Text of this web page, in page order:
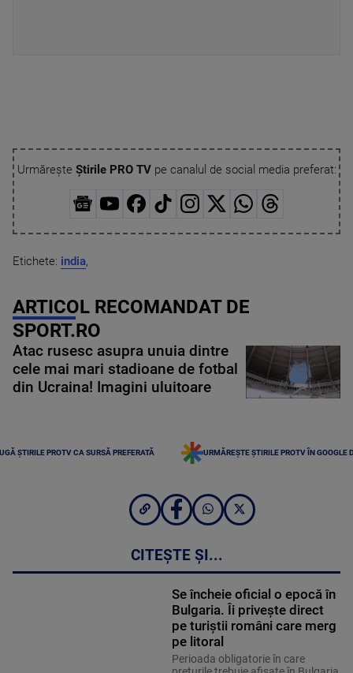
Urmărește Știrile PRO TVpe canalul de social media preferat:
Etichete: india,
ARTICOL RECOMANDAT DE
SPORT.RO
Atac rusesc asupra unuia dintre
cele mai mari stadioane de fotbal
din Ucraina! Imagini uluitoare
ȘTIRILE PROTV CA SURSĂ PREFERATĂ URMĂREȘTE ȘTIRILE PROTV ÎN GOOGLE
CITEȘTE ȘI...
Se încheie oficial o epocă în
Bulgaria. Îi privește direct
pe turiștii români care merg
pe litoral
Perioada obligatorie în care